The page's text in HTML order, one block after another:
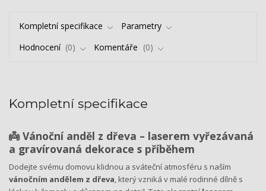
Kompletní specifikace
Parametry
Hodnocení
0 Komentáře 0
Kompletní specifikace
👼 Vánoční anděl z dřeva – laserem vyřezávaná
a gravírovaná dekorace s příběhem
Dodejte svému domovu klidnou a sváteční atmosféru s naším
vánočním andělem z dřeva , který vzniká v malé rodinné dílně s